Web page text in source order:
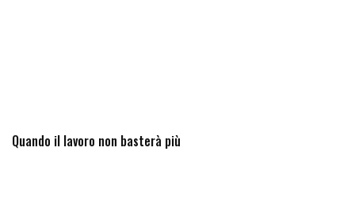
Quando il lavoro non basterà più